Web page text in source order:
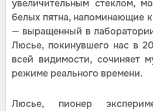
увеличительным стеклом,
белых пятна, напоминающие
— выращенный в
Люсье, покинувшего нас в
всей видимости, сочиняет
режиме реального времени.
Люсье, пионер